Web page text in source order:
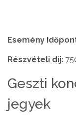
Esemény
Részvételi díj:
Geszti
jegyek